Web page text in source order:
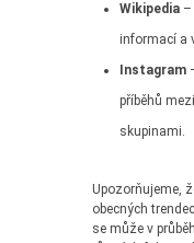
Wikipedia –
informací a
Instagram
příběhů
skupinami.
Upozorňujeme,
obecných
se může v